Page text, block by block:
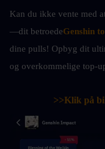
Kan du ikke vente med
—dit betroedeGenshin
dine pulls! Opbyg dit
og overkommelige top-
>>Klik på